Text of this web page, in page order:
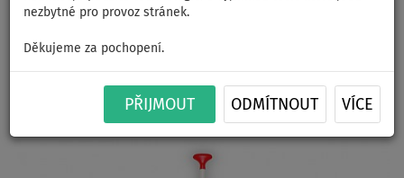
nezbytné pro provoz stránek.
Děkujeme za pochopení.
PŘIJMOUT ODMÍTNOUT VÍCE
Pádlo Lozen Kid 3 dětské pro
paddleboard
Next